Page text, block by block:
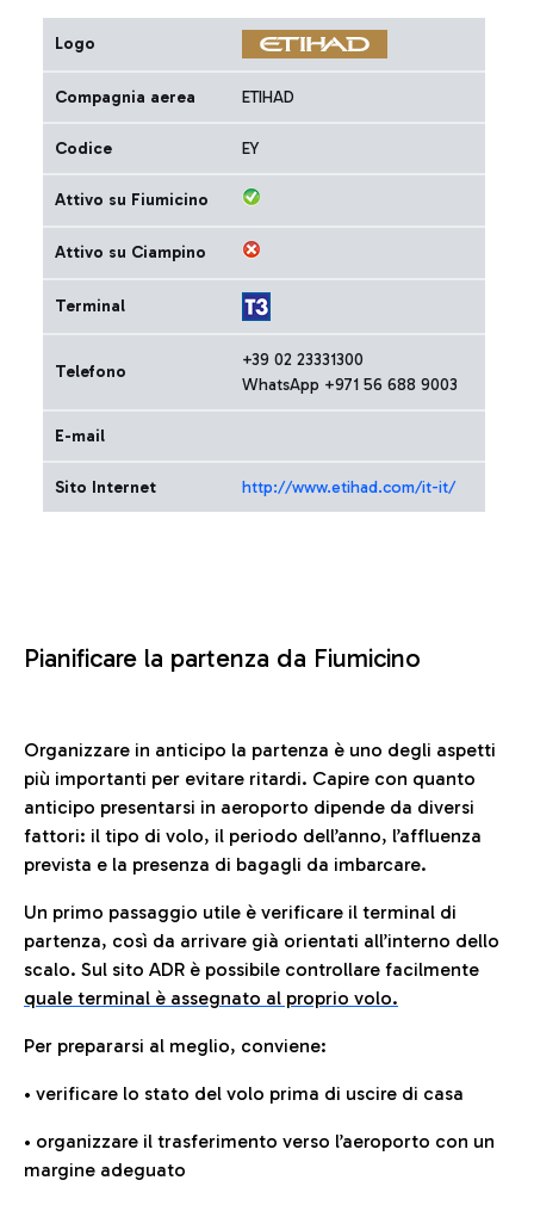
Logo
Compagnia aerea ETIHAD
Codice EY
Attivo su Fiumicino
Attivo su Ciampino
Terminal
Telefono
+39 02 23331300
WhatsApp +971 56 688 9003
E-mail
Sito Internet http://www.etihad.com/it-it/
Pianificare la partenza da Fiumicino
Organizzare in anticipo la partenza è uno degli aspetti
più importanti per evitare ritardi. Capire con quanto
anticipo presentarsi in aeroporto dipende da diversi
fattori: il tipo di volo, il periodo dell’anno, l’affluenza
prevista e la presenza di bagagli da imbarcare.
Un primo passaggio utile è verificare il terminal di
partenza, così da arrivare già orientati all’interno dello
scalo. Sul sito ADR è possibile controllare facilmente
quale terminal è assegnato al proprio volo.
Per prepararsi al meglio, conviene:
• verificare lo stato del volo prima di uscire di casa
• organizzare il trasferimento verso l’aeroporto con un
margine adeguato